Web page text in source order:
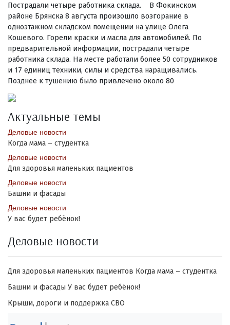
Пострадали четыре работника склада. В Фокинском
районе Брянска 8 августа произошло возгорание в
одноэтажном складском помещении на улице Олега
Кошевого. Горели краски и масла для автомобилей. По
предварительной информации, пострадали четыре
работника склада. На месте работали более 50 сотрудников
и 17 единиц техники, силы и средства наращивались.
Позднее к тушению было привлечено около 80
Актуальные темы
Деловые новости
Когда мама – студентка
Деловые новости
Для здоровья маленьких пациентов
Деловые новости
Башни и фасады
Деловые новости
У вас будет ребёнок!
Деловые новости
Для здоровья маленьких пациентов Когда мама – студентка
Башни и фасады У вас будет ребёнок!
Крыши, дороги и поддержка СВО